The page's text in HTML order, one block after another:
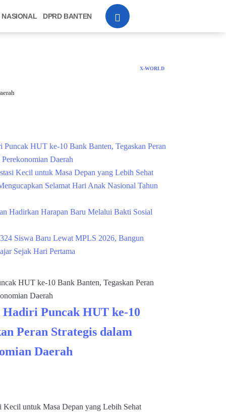
NASIONAL DPRD BANTEN
X-WORLD
HUT ke-10 Bank Banten, Tegaskan Peran
Daerah
Kecil untuk Masa Depan yang Lebih Sehat
Selamat Hari Anak Nasional Tahun
Hadirkan Harapan Baru Melalui Bakti Sosial
Siswa Baru Lewat MPLS 2026, Bangun
Sejak Hari Pertama
Puncak HUT ke-10
Peran Strategis dalam
Daerah